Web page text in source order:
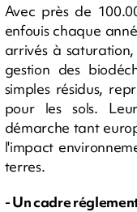
Avec près de
enfouis chaque
arrivés à
gestion des
simples résidus,
pour les sols.
démarche tant
l'impact
terres.
- Un cadre